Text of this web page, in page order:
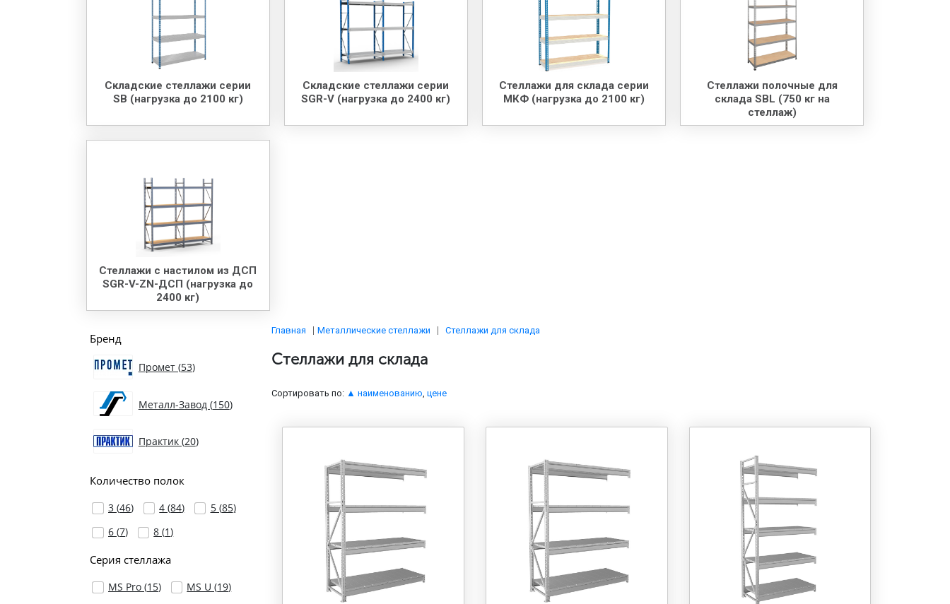
Складские стеллажи серии
SB (нагрузка до 2100 кг)
Складские стеллажи серии
SGR-V (нагрузка до 2400 кг)
Стеллажи для склада серии
МКФ (нагрузка до 2100 кг)
Стеллажи полочные для
склада SBL (750 кг на
стеллаж)
Стеллажи с настилом из ДСП
SGR-V-ZN-ДСП (нагрузка до
2400 кг)
Бренд
Промет (53)
Металл-Завод (150)
Практик (20)
Количество полок
3 (46) 4 (84) 5 (85)
6 (7) 8 (1)
Серия стеллажа
MS Pro (15) MS U (19)
Главная Металлические стеллажи Стеллажи для склада
Стеллажи для склада
Сортировать по: ▲ наименованию,цене